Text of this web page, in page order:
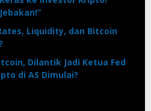
Liquidity, dan Bitcoin
Dilantik Jadi Ketua Fed
di AS Dimulai?